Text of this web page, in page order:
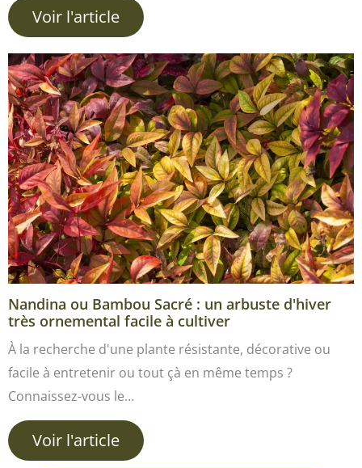
Voir l'article
Nandina ou Bambou Sacré : un arbuste d'hiver
très ornemental facile à cultiver
À la recherche d'une plante résistante, décorative ou
facile à entretenir ou tout çà en même temps ?
Connaissez-vous le…
Voir l'article